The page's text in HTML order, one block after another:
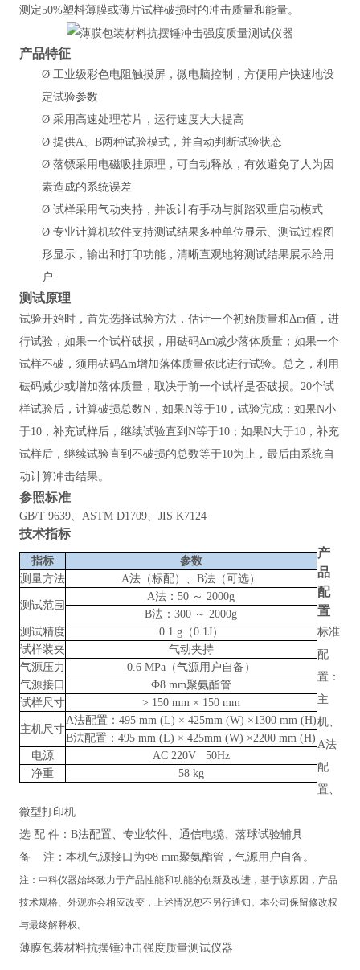
测定50%塑料薄膜或薄片试样破损时的冲击质量和能量。
产品特征
Ø 工业级彩色电阻触摸屏，微电脑控制，方便用户快速地设
定试验参数
Ø 采用高速处理芯片，运行速度大大提高
Ø 提供A、B两种试验模式，并自动判断试验状态
Ø 落镖采用电磁吸挂原理，可自动释放，有效避免了人为因
素造成的系统误差
Ø 试样采用气动夹持，并设计有手动与脚踏双重启动模式
Ø 专业计算机软件支持测试结果多种单位显示、测试过程图
形显示，输出和打印功能，清晰直观地将测试结果展示给用
户
测试原理
试验开始时，首先选择试验方法，估计一个初始质量和Δm值，进
行试验，如果一个试样破损，用砝码Δm减少落体质量；如果一个
试样不破，须用砝码Δm增加落体质量依此进行试验。总之，利用
砝码减少或增加落体质量，取决于前一个试样是否破损。20个试
样试验后，计算破损总数N，如果N等于10，试验完成；如果N小
于10，补充试样后，继续试验直到N等于10；如果N大于10，补充
试样后，继续试验直到不破损的总数等于10为止，最后由系统自
动计算冲击结果。
参照标准
GB/T 9639、ASTM D1709、JIS K7124
技术指标
指标
参数
测量方法
A法（标配）、B法（可选）
测试范围
A法：50 ～ 2000g
B法：300 ～ 2000g
测试精度
0.1 g（0.1J）
试样装夹
气动夹持
气源压力
0.6 MPa（气源用户自备）
气源接口
Ф8 mm聚氨酯管
试样尺寸
> 150 mm × 150 mm
主机尺寸
A法配置：495 mm (L) × 425mm (W) ×1300 mm (H)
B法配置：495 mm (L) × 425mm (W) ×2200 mm (H)
电源
AC 220V 50Hz
净重
58 kg
产
品
配
置
标准
配
置：
主
机、
A法
配
置、
微型打印机
选 配 件： B法配置、专业软件、通信电缆、落球试验辅具
备
注：本机气源接口为Φ8 mm聚氨酯管，气源用户自备。
注： 中科仪器始终致力于产品性能和功能的创新及改进，基于该原因，产品
技术规格、外观亦会相应改变，上述情况恕不另行通知。本公司保留修改权
与最终解释权。
薄膜包装材料抗摆锤冲击强度质量测试仪器